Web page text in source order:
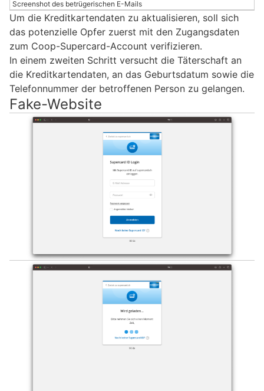
Screenshot des betrügerischen E-Mails
Um die Kreditkartendaten zu aktualisieren, soll sich
das potenzielle Opfer zuerst mit den Zugangsdaten
zum Coop-Supercard-Account verifizieren.
In einem zweiten Schritt versucht die Täterschaft an
die Kreditkartendaten, an das Geburtsdatum sowie die
Telefonnummer der betroffenen Person zu gelangen.
Fake-Website